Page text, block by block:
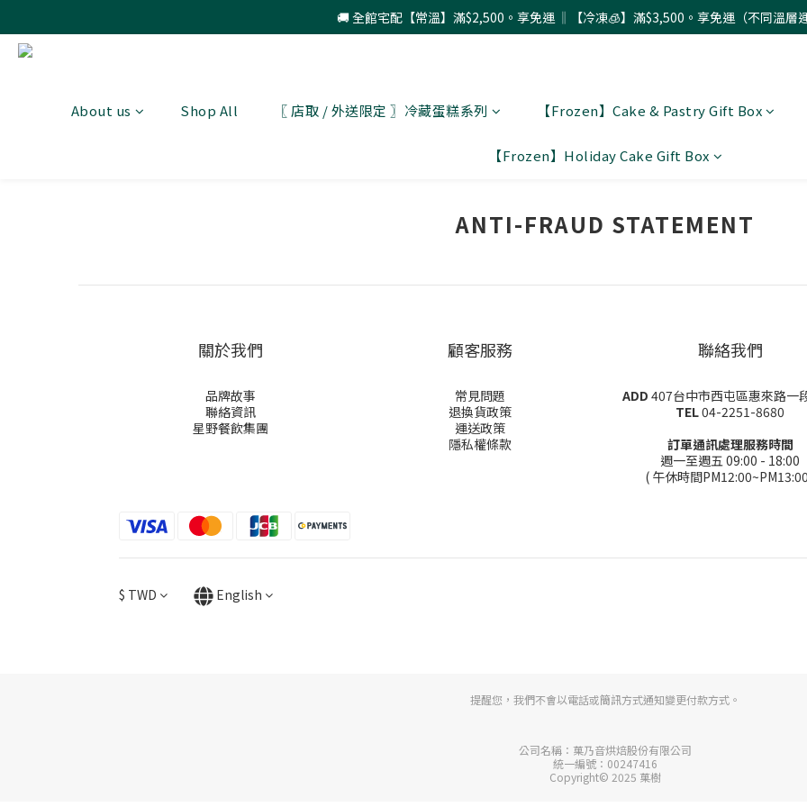
🚚 全館宅配【常溫】滿$2,500。享免運 ‖【冷凍🧊】滿$3,500。享免運（不同溫層
About us Shop All 〖 店取 / 外送限定 〗冷藏蛋糕系列 【Frozen】Cake & Pastry Gift Box
【Frozen】Holiday Cake Gift Box
ANTI-FRAUD STATEMENT
關於我們
品牌故事
聯絡資訊
星野餐飲集團
顧客服務
常見問題
退換貨政策
運送政策
隱私權條款
聯絡我們
ADD 407台中市西屯區惠來路一
TEL04-2251-8680
訂單通訊處理服務時間
週一至週五 09:00 - 18:00
( 午休時間
$ TWD English
提醒您，我們不會以電話或簡訊方式通知變更付款方式。
公司名稱：菓乃音烘焙股份有限公司
統一編號：00247416
Copyright© 2025 菓樹